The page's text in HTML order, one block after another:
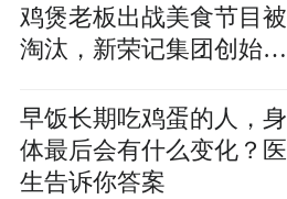
鸡煲老板出战美食节目被
淘汰，新荣记集团创始人
量不高
早饭长期吃鸡蛋的人，身
体最后会有什么变化？医
生告诉你答案